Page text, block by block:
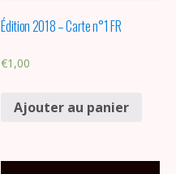
Édition 2018 – Carte n°1 FR
€1,00
Ajouter au panier